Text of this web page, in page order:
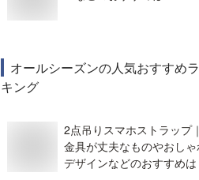
オールシーズンの人気おすすめ
キング
2点吊りスマホストラップ｜
金具が丈夫なものやおし
デザインなどのおすすめは